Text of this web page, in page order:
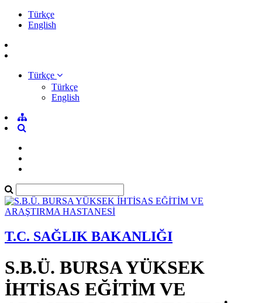
Türkçe
English
Türkçe
Türkçe
English
T.C. SAĞLIK BAKANLIĞI
S.B.Ü. BURSA YÜKSEK
İHTİSAS EĞİTİM VE